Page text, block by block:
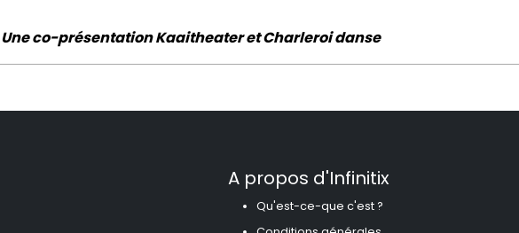
Une co-présentation Kaaitheater et Charleroi danse
A propos d'Infinitix
Qu'est-ce-que c'est ?